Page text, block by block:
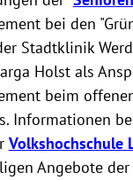
bei den
Stadtklinik
Holst als
beim
Informationen
Volkshochschule
Angebote der